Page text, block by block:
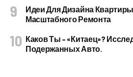
Идеи Для Дизайна
Масштабного Ремонта
Каков Ты – «китаец»?
Подержанных Авто.